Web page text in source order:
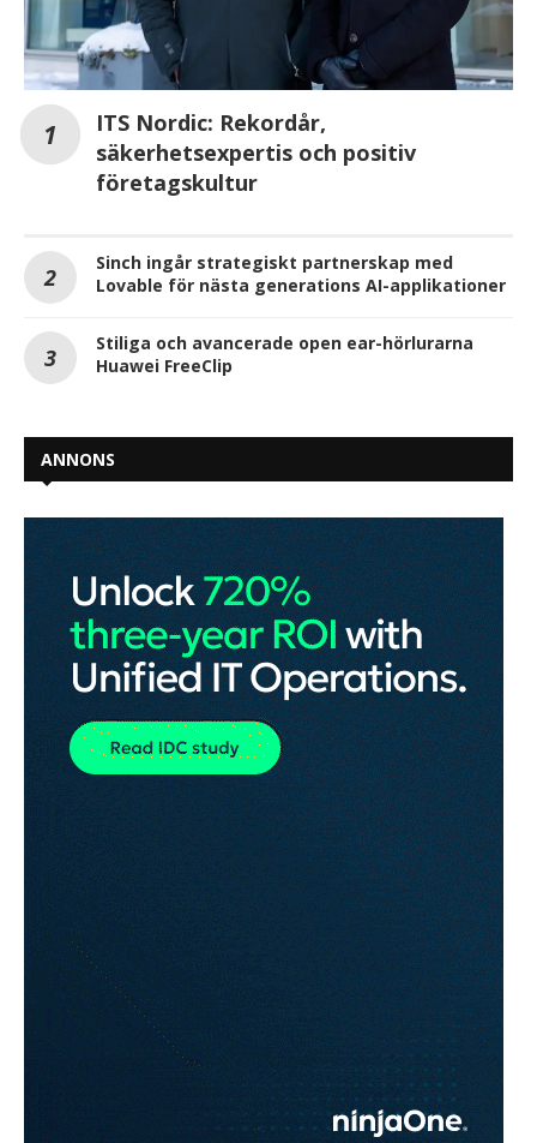
ITS Nordic: Rekordår,
säkerhetsexpertis och positiv
företagskultur
Sinch ingår strategiskt partnerskap med
Lovable för nästa generations AI-applikationer
Stiliga och avancerade open ear-hörlurarna
Huawei FreeClip
ANNONS